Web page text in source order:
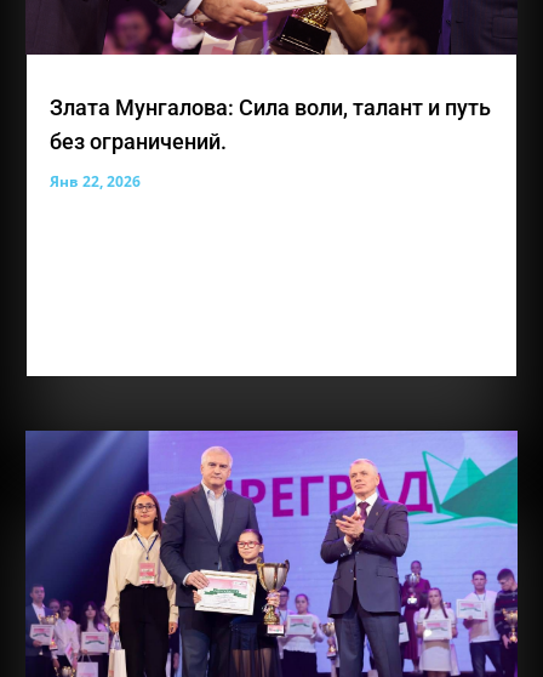
Злата Мунгалова: Сила воли, талант и путь
без ограничений.
Янв 22, 2026